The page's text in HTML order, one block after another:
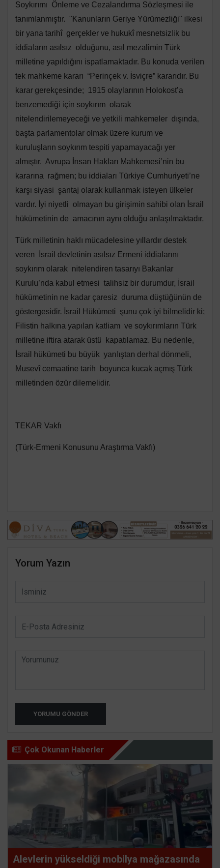
Soykırımı Önleme ve Cezalandırma Sözleşmesi ile
tanımlanmıştır. "Kanunların Geriye Yürümezliği" ilkesi
bir yana tarihî gerçekler ve hukukî mesnetsizlik bu
iddiaların asılsız olduğunu, asıl mezalimin Türk
milletine yapıldığını ispatlamaktadır. Bu konuda verilen
tek mahkeme kararı “Perinçek v. İsviçre” kararıdır. Bu
karar gerekçesinde; 1915 olaylarının Holokost’a
benzemediği için soykırım olarak
nitelendirilemeyeceği ve yetkili mahkemeler dışında,
başta parlamentolar olmak üzere kurum ve
kuruluşların soykırım tespiti yapamayacağı yer
almıştır. Avrupa İnsan Hakları Mahkemesi’nin bu
kararına rağmen; bu iddiaları Türkiye Cumhuriyeti’ne
karşı siyasi şantaj olarak kullanmak isteyen ülkeler
vardır. İyi niyetli olmayan bu girişimin sahibi olan İsrail
hükümetinin de amacının aynı olduğu anlaşılmaktadır.
Türk milletinin haklı mücadelesine yıllardır destek
veren İsrail devletinin asılsız Ermeni iddialarını
soykırım olarak nitelendiren tasarıyı Bakanlar
Kurulu’nda kabul etmesi talihsiz bir durumdur, İsrail
hükümetinin ne kadar çaresiz duruma düştüğünün de
göstergesidir. İsrail Hükümeti şunu çok iyi bilmelidir ki;
Filistin halkına yapılan katliam ve soykırımların Türk
milletine iftira atarak üstü kapatılamaz. Bu nedenle,
İsrail hükümeti bu büyük yanlıştan derhal dönmeli,
Musevî cemaatine tarih boyunca kucak açmış Türk
milletinden özür dilemelidir.
TEKAR Vakfı
(Türk-Ermeni Konusunu Araştırma Vakfı)
Yorum Yazın
YORUMU GÖNDER
Çok Okunan Haberler
Alevlerin yükseldiği mobilya mağazasında